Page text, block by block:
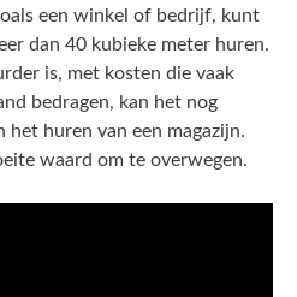
een winkel of bedrijf, kunt
dan 40 kubieke meter huren.
is, met kosten die vaak
bedragen, kan het nog
het huren van een magazijn.
waard om te overwegen.